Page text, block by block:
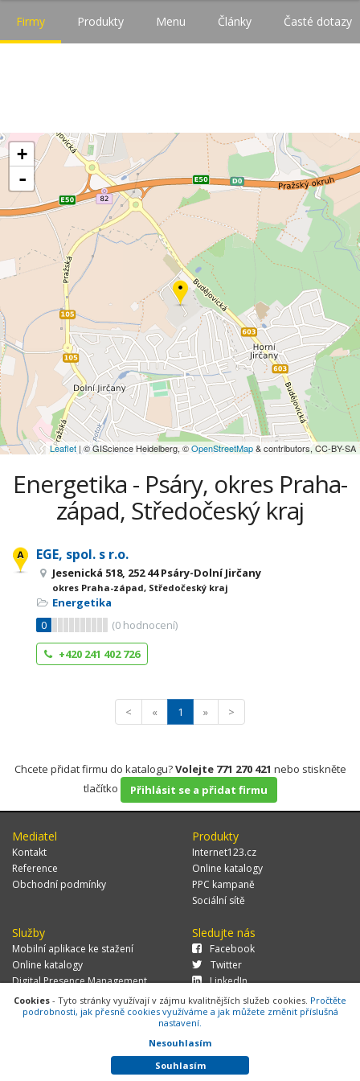
Firmy Produkty Menu Články Časté dotazy
+
-
Leaflet | © GIScience Heidelberg, ©OpenStreetMap& contributors, CC-BY-SA
Energetika - Psáry, okres Praha-
západ, Středočeský kraj
EGE, spol. s r.o.
Jesenická 518, 252 44 Psáry-Dolní Jirčany
okres Praha-západ, Středočeský kraj
Energetika
0
(0 hodnocení)
+420 241 402 726
< « 1 » >
Chcete přidat firmu do katalogu?Volejte 771 270 421 nebo stiskněte
tlačítko
Přihlásit se a přidat firmu
Mediatel
Kontakt
Reference
Obchodní podmínky
Produkty
Internet123.cz
Online katalogy
PPC kampaně
Sociální sítě
Služby
Mobilní aplikace ke stažení
Online katalogy
Digital Presence Management
Více zákazníků
Sledujte nás
Facebook
Twitter
LinkedIn
© 2026 MEDIATEL CZ, s.r.o.,Za Potokem 46/4, 106 00 Praha 10, tel.:
+420 771 270 421, verze 1.29.0.143,
Cookies
Cookies - Tyto stránky využívají v zájmu kvalitnějších služeb cookies. Pročtěte
podrobnosti, jak přesně cookies využíváme a jak můžete změnit příslušná
nastavení.
Nesouhlasím
Souhlasím